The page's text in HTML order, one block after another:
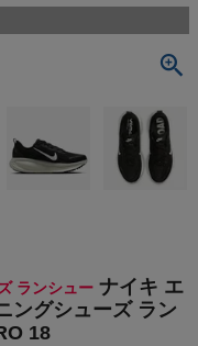
ランシュー ナイキ エ
ングシューズ ラン
18